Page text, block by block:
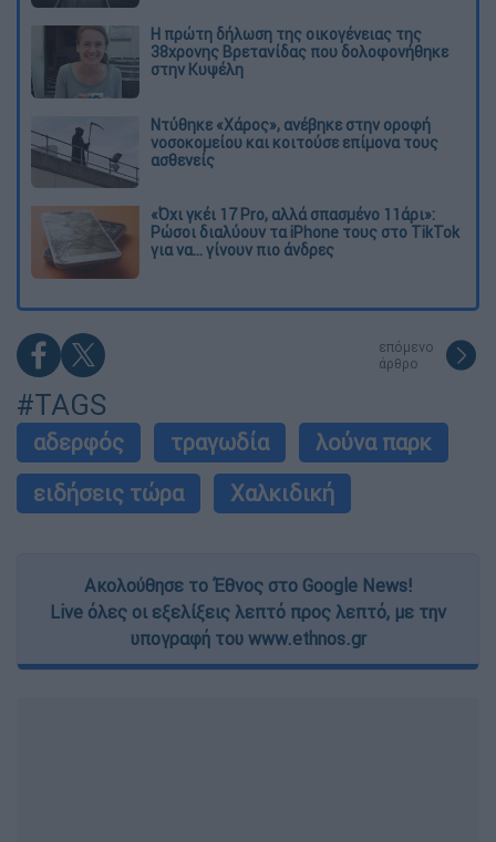
Η πρώτη δήλωση της οικογένειας της
38χρονης Βρετανίδας που δολοφονήθηκε
στην Κυψέλη
Ντύθηκε «Χάρος», ανέβηκε στην οροφή
νοσοκομείου και κοιτούσε επίμονα τους
ασθενείς
«Όχι γκέι 17 Pro, αλλά σπασμένο 11άρι»:
Ρώσοι διαλύουν τα iPhone τους στο TikTok
για να... γίνουν πιο άνδρες
επόμενο
άρθρο
#TAGS
αδερφός τραγωδία
λούνα παρκ
ειδήσεις τώρα
Χαλκιδική
Ακολούθησε το Έθνος στο Google News!
Live όλες οι εξελίξεις λεπτό προς λεπτό, με την
υπογραφή του www.ethnos.gr